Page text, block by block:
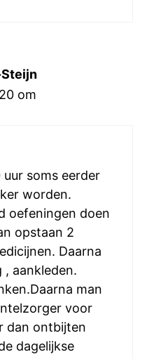
Steijn
om
uur soms eerder
worden.
oefeningen doen
opstaan 2
Daarna
aankleden.
man
voor
dan ontbijten
dagelijkse
AFREKENEN